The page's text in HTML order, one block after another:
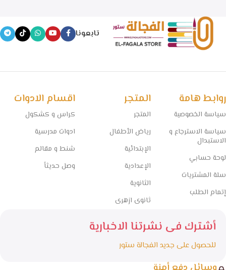
تابعونا
روابط هامة
سياسة الخصوصية
سياسة الاسترجاع و
الاستبدال
لوحة حسابي
سلة المشتريات
إتمام الطلب
المتجر
المتجر
رياض الأطفال
الإبتدائية
الإعدادية
الثانوية
ثانوى ازهرى
اقسام الادوات
كراس و كشكول
ادوات مدرسية
شنط و مقالم
وصل حديثاً
أشترك فى نشرتنا الاخبارية
للحصول على جديد الفجالة ستور